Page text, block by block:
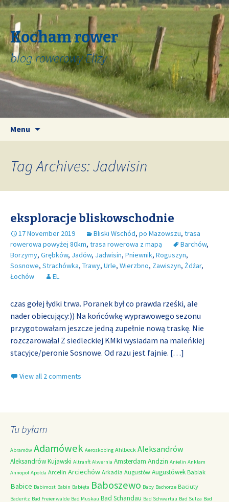
Kocham rower
blog rowerowy Elizy
Menu
Tag Archives: Jadwisin
eksploracje bliskowschodnie
17 November 2019 Bliski Wschód, po Mazowszu, trasa
rowerowa powyżej 80km, trasa rowerowa z mapą Barchów,
Borzymy, Grębków, Jadów, Jadwisin, Pniewnik, Roguszyn,
Sosnowe, Strachówka, Trawy, Urle, Wierzbno, Zawiszyn, Żdżar,
Łochów
EL
czas gołej łydki trwa. Poranek był co prawda rześki, ale
nader obiecujący:)) Na końcówkę wyprawowego sezonu
przygotowałam jeszcze jedną zupełnie nową traskę. Nie
rozczarowała! Z siedleckiej KMki wysiadam na maleńkiej
stacyjce/peronie Sosnowe. Od razu jest fajnie. […]
View all 2 comments
Tu byłam
Abramów Adamówek Aeroskobing Ahlbeck Aleksandrów
Aleksandrów Kujawski Altranft Alwernia Amsterdam Andzin Anielin Anklam
Annopol Apolda Arcelin Arciechów Arkadia Augustów Augustówek Babiak
Babice Babimost Babin Babięta Baboszewo Baby Bachorze Baciuty
Baderitz Bad Freienwalde Bad Muskau Bad Schandau Bad Schwartau Bad Sulza Bad